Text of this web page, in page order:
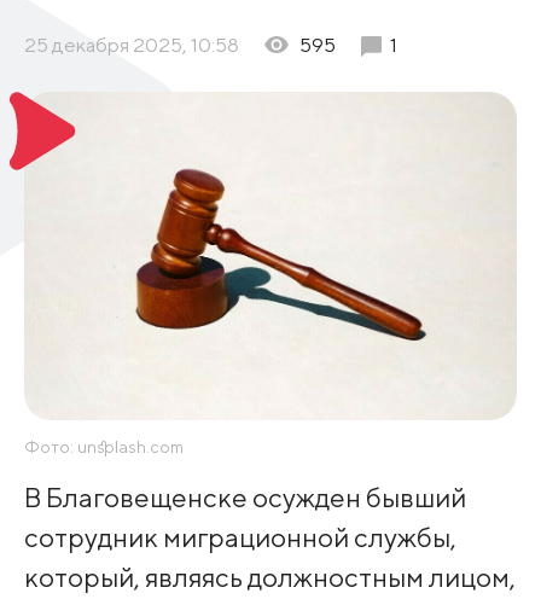
25 декабря 2025, 10:58 595 1
Фото: unsplash.com
В Благовещенске осужден бывший
сотрудник миграционной службы,
который, являясь должностным лицом,